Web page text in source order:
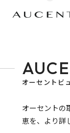
オーセントビ
オーセントの
恵を、より詳